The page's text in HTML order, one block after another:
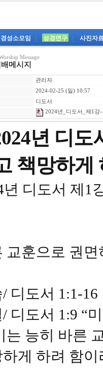
경성소모임 성경연구 사진자
Message
메시지
관리자
2024-02-25 (일) 10:57
디도서
2024년_디도서_제1강-
년 디도
책망하게
년
교훈으로 권
디도서 1:1-16
/ 디도서 1:9 “
는 능히 바른
게 하려 함이